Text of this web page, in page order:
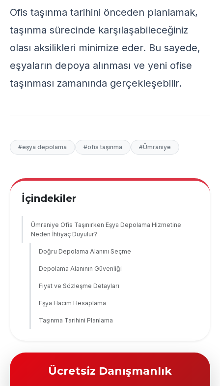
Ofis taşınma tarihini önceden planlamak,
taşınma sürecinde karşılaşabileceğiniz
olası aksilikleri minimize eder. Bu sayede,
eşyaların depoya alınması ve yeni ofise
taşınması zamanında gerçekleşebilir.
#eşya depolama #ofis taşınma #Ümraniye
İçindekiler
Ümraniye Ofis Taşınırken Eşya Depolama Hizmetine
Neden İhtiyaç Duyulur?
Doğru Depolama Alanını Seçme
Depolama Alanının Güvenliği
Fiyat ve Sözleşme Detayları
Eşya Hacim Hesaplama
Taşınma Tarihini Planlama
Ücretsiz Danışmanlık